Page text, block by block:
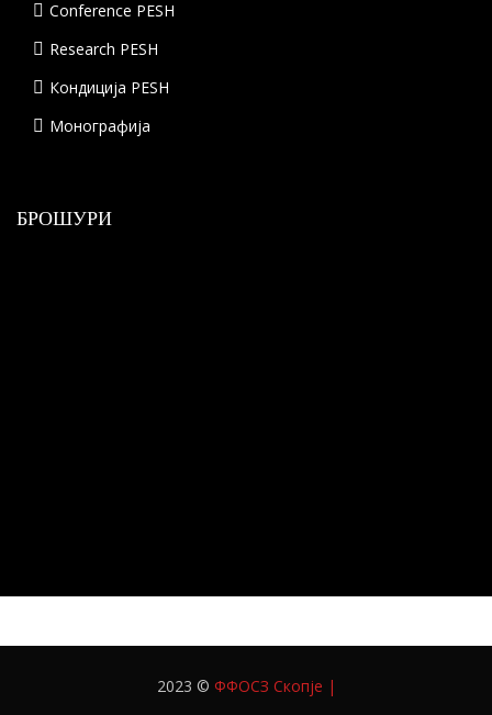
Conference PESH
Research PESH
Кондиција PESH
Монографија
БРОШУРИ
2023 © ФФОСЗ Скопје |